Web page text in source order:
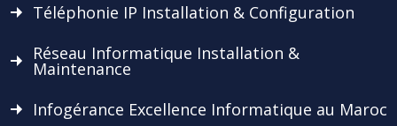
Téléphonie IP Installation & Configuration
Réseau Informatique Installation &
Maintenance
Infogérance Excellence Informatique au Maroc